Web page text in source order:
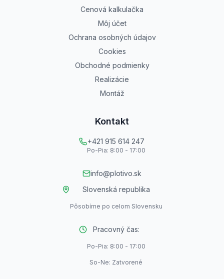
Cenová kalkulačka
Môj účet
Ochrana osobných údajov
Cookies
Obchodné podmienky
Realizácie
Montáž
Kontakt
+421 915 614 247
Po-Pia: 8:00 - 17:00
info@plotivo.sk
Slovenská republika
Pôsobíme po celom Slovensku
Pracovný čas:
Po-Pia: 8:00 - 17:00
So-Ne: Zatvorené